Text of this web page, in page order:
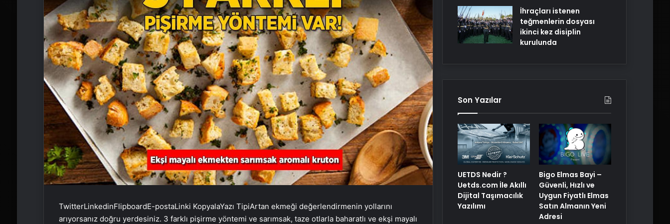
TwitterLinkedinFlipboardE-postaLinki KopyalaYazı TipiArtan ekmeği değerlendirmenin yollarını
arıyorsanız doğru yerdesiniz. 3 farklı pişirme yöntemi ve sarımsak, taze otlarla baharatlı ve ekşi mayalı
İhraçları istenen
teğmenlerin dosyası
ikinci kez disiplin
kurulunda
Son Yazılar
UETDS Nedir ?
Uetds.com İle Akıllı
Dijital Taşımacılık
Yazılımı
Bigo Elmas Bayi –
Güvenli, Hızlı ve
Uygun Fiyatlı Elmas
Satın Almanın Yeni
Adresi